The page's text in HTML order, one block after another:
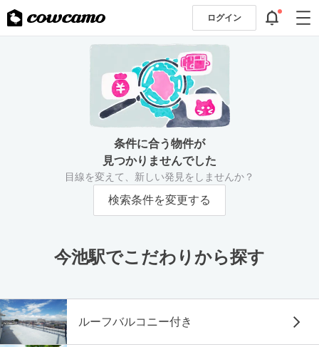
ログイン
条件に合う物件が
見つかりませんでした
目線を変えて、新しい発見をしませんか？
検索条件を変更する
今池駅でこだわりから探す
ルーフバルコニー付き